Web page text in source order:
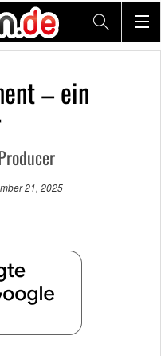
– ein
21, 2025